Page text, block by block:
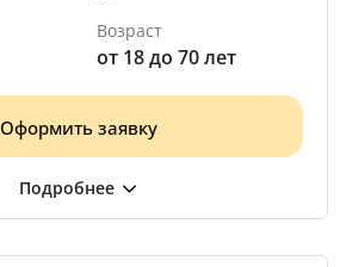
Возраст
от 18 до 70 лет
Оформить заявку